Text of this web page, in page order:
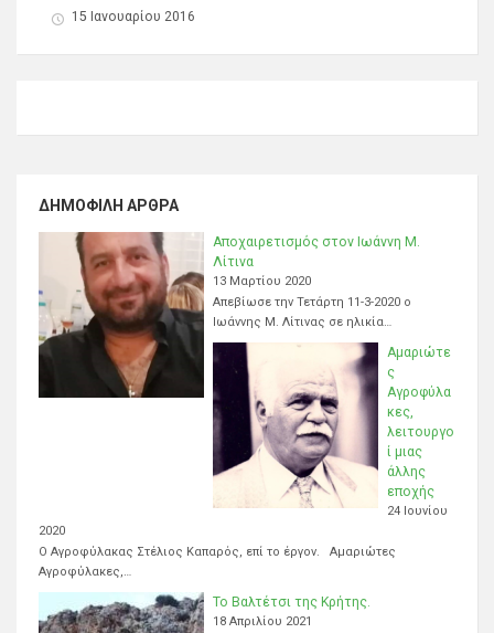
15 Ιανουαρίου 2016
ΔΗΜΟΦΙΛΉ ΆΡΘΡΑ
Αποχαιρετισμός στον Ιωάννη Μ.
Λίτινα
13 Μαρτίου 2020
Απεβίωσε την Τετάρτη 11-3-2020 ο
Ιωάννης Μ. Λίτινας σε ηλικία…
Αμαριώτε
ς
Αγροφύλα
κες,
λειτουργο
ί μιας
άλλης
εποχής
24 Ιουνίου
2020
Ο Αγροφύλακας Στέλιος Καπαρός, επί το έργον. Αμαριώτες
Αγροφύλακες,…
Το Βαλτέτσι της Κρήτης.
18 Απριλίου 2021